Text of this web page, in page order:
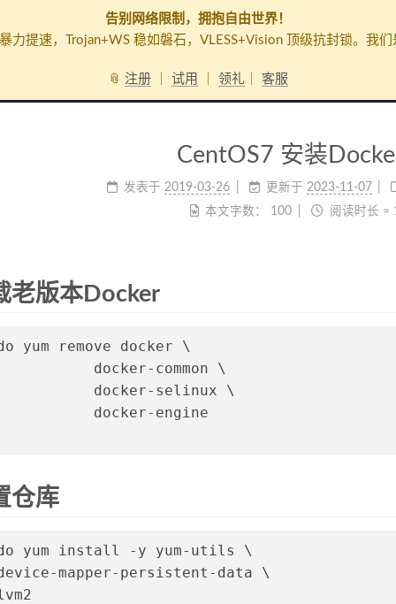
告别网络限制，拥抱自由世界！
提速，Trojan+WS 稳如磐石，VLESS+Vision 顶级抗封锁。我
📎 注册 试用 领礼 客服
CentOS7 安装
发表于 2019-03-26 更新于 2023-11-07
本文字数：
100 阅读时长 ≈
老版本Docker
yum remove docker \
docker-common \
docker-selinux \
docker-engine
仓库
yum install -y yum-utils \
mapper-persistent-data \